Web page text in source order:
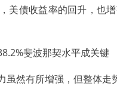
美债收益率的回升，也
斐波那契水平成关键
然有所增强，但整体走